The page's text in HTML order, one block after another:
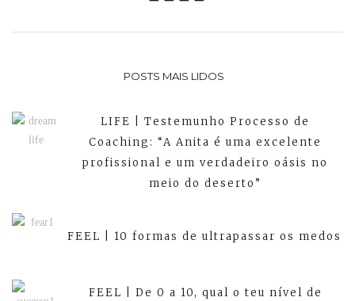
POSTS MAIS LIDOS
LIFE | Testemunho Processo de
Coaching: “A Anita é uma excelente
profissional e um verdadeiro oásis no
meio do deserto”
FEEL | 10 formas de ultrapassar os medos
FEEL | De 0 a 10, qual o teu nível de